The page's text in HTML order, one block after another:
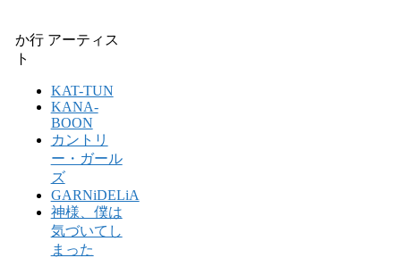
か行 アーティス
ト
KAT-TUN
KANA-
BOON
カントリ
ー・ガール
ズ
GARNiDELiA
神様、僕は
気づいてし
まった